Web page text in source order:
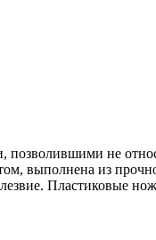
не
выполнена из
Пластиковые